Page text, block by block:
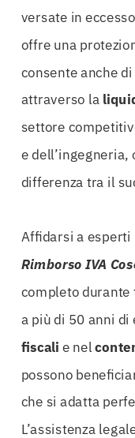
versate in
offre una
consente anche
attraverso la
settore
e
differenza tra il
Affidarsi a esperti
Rimborso IVA
completo durante
a più di 50 anni
fiscali e nel
possono
che si adatta
L’assistenza